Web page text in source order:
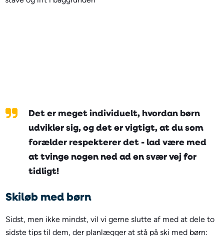
Det er meget individuelt, hvordan børn
udvikler sig, og det er vigtigt, at du som
forælder respekterer det - lad være med
at tvinge nogen ned ad en svær vej for
tidligt!
Skiløb med børn
Sidst, men ikke mindst, vil vi gerne slutte af med at dele to
sidste tips til dem, der planlægger at stå på ski med børn: